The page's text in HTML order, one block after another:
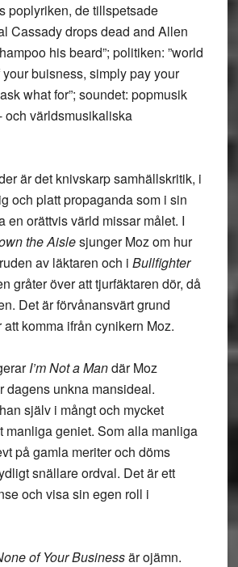
poplyriken, de tillspetsade
Cassady drops dead and Allen
his beard”; politiken: ”world
buisness, simply pay your
what for”; soundet: popmusik
och världsmusikaliska
är det knivskarp samhällskritik, i
och platt propaganda som i sin
en orättvis värld missar målet. I
the Aislesjunger Moz om hur
av läktaren och i Bullfighter
gråter över att tjurfäktaren dör, då
Det är förvånansvärt grund
komma ifrån cynikern Moz.
I’m Not a Mandär Moz
dagens unkna mansideal.
själv i mångt och mycket
manliga geniet. Som alla manliga
på gamla meriter och döms
snällare ordval. Det är ett
och visa sin egen roll i
of Your Businessär ojämn.